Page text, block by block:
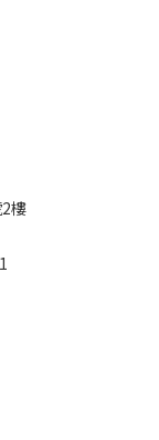
樓